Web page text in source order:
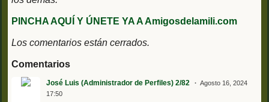
PINCHA AQUÍ Y ÚNETE YA A Amigosdelamili.com
Los comentarios están cerrados.
Comentarios
José Luis (Administrador de Perfiles) 2/82
Agosto 16, 2024
17:50